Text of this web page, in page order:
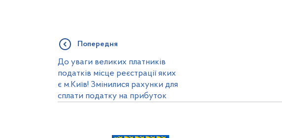
Попередня
До уваги великих платників
податків місце реєстрації яких
є м.Київ! Змінилися рахунки для
сплати податку на прибуток